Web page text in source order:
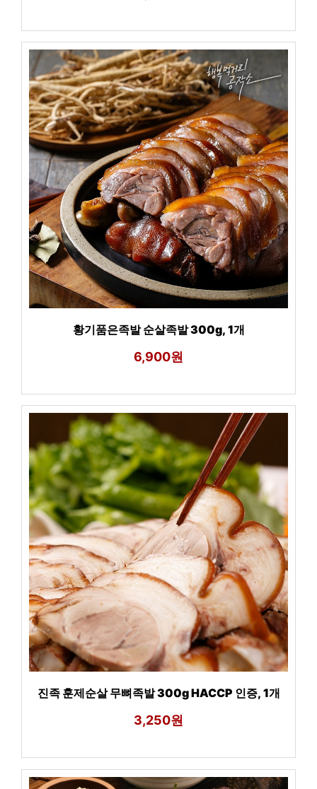
황기품은족발 순살족발 300g, 1개
6,900원
진족 훈제순살 무뼈족발 300g HACCP 인증, 1개
3,250원